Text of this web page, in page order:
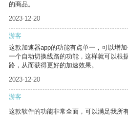
的商品。
2023-12-20
游客
这款加速器app的功能有点单一，可以增
一个自动切换线路的功能，这样就可以根
路，从而获得更好的加速效果。
2023-12-20
游客
这款软件的功能非常全面，可以满足我所有